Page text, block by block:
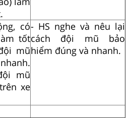
có
tốt
mũ
mũ
xe
- HS nghe và nêu lại
cách đội mũ bảo
hiểm đúng và nhanh.